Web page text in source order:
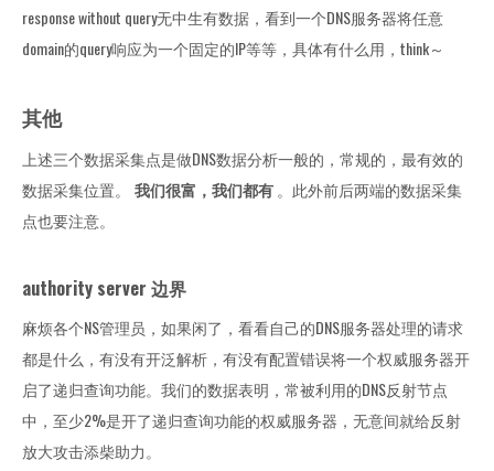
response without query无中生有数据，看到一个DNS服务器将任意
domain的query响应为一个固定的IP等等，具体有什么用，think～
其他
上述三个数据采集点是做DNS数据分析一般的，常规的，最有效的
数据采集位置。
我们很富，我们都有。此外前后两端的数据采集
点也要注意。
authority server 边界
麻烦各个NS管理员，如果闲了，看看自己的DNS服务器处理的请求
都是什么，有没有开泛解析，有没有配置错误将一个权威服务器开
启了递归查询功能。我们的数据表明，常被利用的DNS反射节点
中，至少2%是开了递归查询功能的权威服务器，无意间就给反射
放大攻击添柴助力。